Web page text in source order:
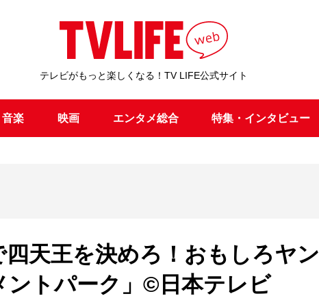
テレビがもっと楽しくなる！TV LIFE公式サイト
音楽 映画 エンタメ総合 特集・インタビュー
四天王を決めろ！おもしろヤン
ントパーク」©日本テレビ